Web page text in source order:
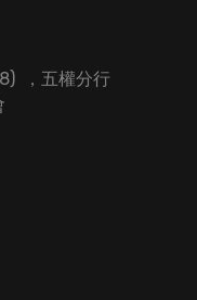
，五權分行